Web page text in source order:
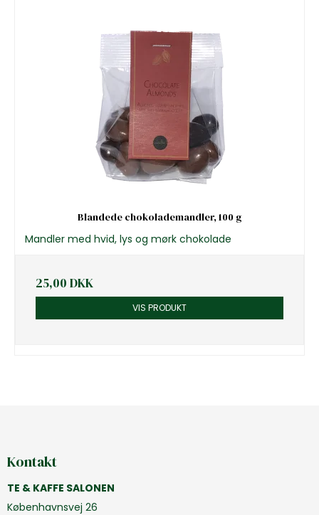
Blandede chokolademandler, 100 g
Mandler med hvid, lys og mørk chokolade
25,00 DKK
VIS PRODUKT
Kontakt
TE & KAFFE SALONEN
Københavnsvej 26